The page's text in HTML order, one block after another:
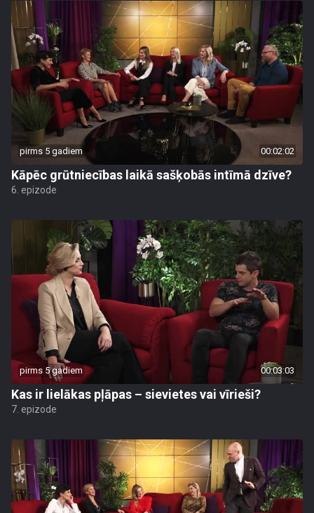
pirms 5 gadiem 00:02:02
Kāpēc grūtniecības laikā sašķobās intīmā dzīve?
6. epizode
pirms 5 gadiem 00:03:03
Kas ir lielākas pļāpas – sievietes vai vīrieši?
7. epizode